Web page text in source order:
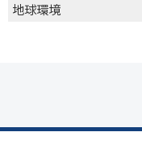
地球環境